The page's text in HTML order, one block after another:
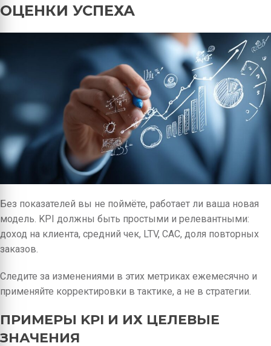
ОЦЕНКИ УСПЕХА
Без показателей вы не поймёте, работает ли ваша новая
модель. KPI должны быть простыми и релевантными:
доход на клиента, средний чек, LTV, CAC, доля повторных
заказов.
Следите за изменениями в этих метриках ежемесячно и
применяйте корректировки в тактике, а не в стратегии.
ПРИМЕРЫ KPI И ИХ ЦЕЛЕВЫЕ
ЗНАЧЕНИЯ